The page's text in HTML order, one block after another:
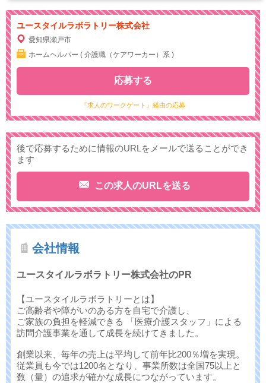
ユースタイルラボラトリー株式会社
愛知県瀬戸市
ホームヘルパー ( 介護職（ケアワーカー）系 )
『求人のワークゲート』経由の応募
応募する
後で応募するために情報のURLをメールで送ることができ
ます
この求人のURLを送る
会社情報
ユースタイルラボラトリー株式会社のPR
【ユースタイルラボラトリーとは】
ご高齢者や障がいのある方を自宅で介護し、
ご家族の負担を軽減できる 「医療介護スタッフ」による
訪問介護事業を通して成長を続けてきました。
創業以来、毎年の売上は平均して前年比200％増を実現。
従業員も今では1200名となり、事業所数は全国75以上と
数（量）の追求が確かな成長につながっています。